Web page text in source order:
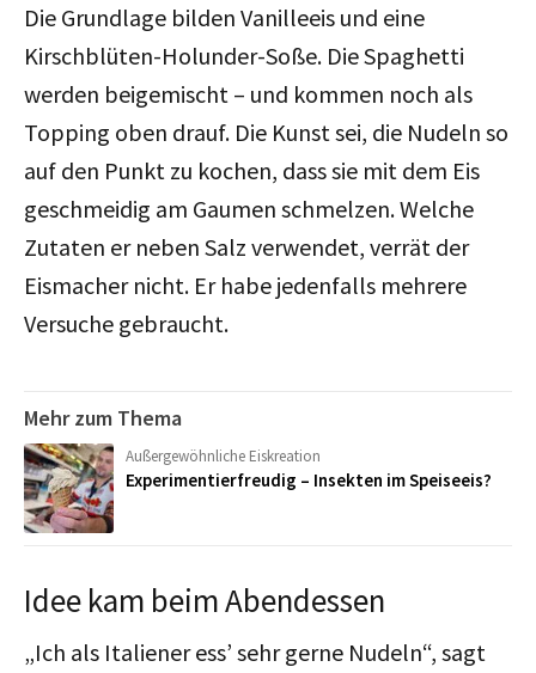
Die Grundlage bilden Vanilleeis und eine
Kirschblüten-Holunder-Soße. Die Spaghetti
werden beigemischt – und kommen noch als
Topping oben drauf. Die Kunst sei, die Nudeln so
auf den Punkt zu kochen, dass sie mit dem Eis
geschmeidig am Gaumen schmelzen. Welche
Zutaten er neben Salz verwendet, verrät der
Eismacher nicht. Er habe jedenfalls mehrere
Versuche gebraucht.
Mehr zum Thema
Außergewöhnliche Eiskreation
Experimentierfreudig – Insekten im Speiseeis?
Idee kam beim Abendessen
„Ich als Italiener ess’ sehr gerne Nudeln“, sagt